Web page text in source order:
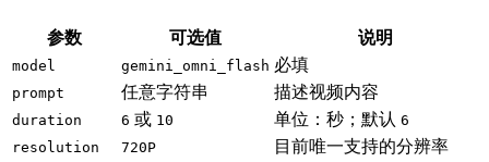
参数 可选值 说明
model gemini_omni_flash 必填
prompt 任意字符串 描述视频内容
duration 6 或 10 单位：秒；默认 6
resolution
720P 目前唯一支持的分辨率